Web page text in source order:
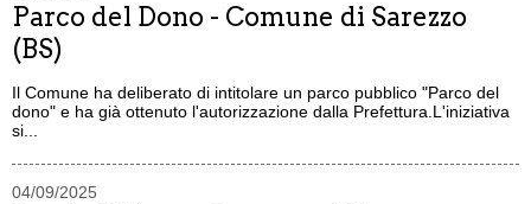
Parco del Dono - Comune di Sarezzo
(BS)
Il Comune ha deliberato di intitolare un parco pubblico "Parco del
dono" e ha già ottenuto l'autorizzazione dalla Prefettura.L'iniziativa
si...
04/09/2025